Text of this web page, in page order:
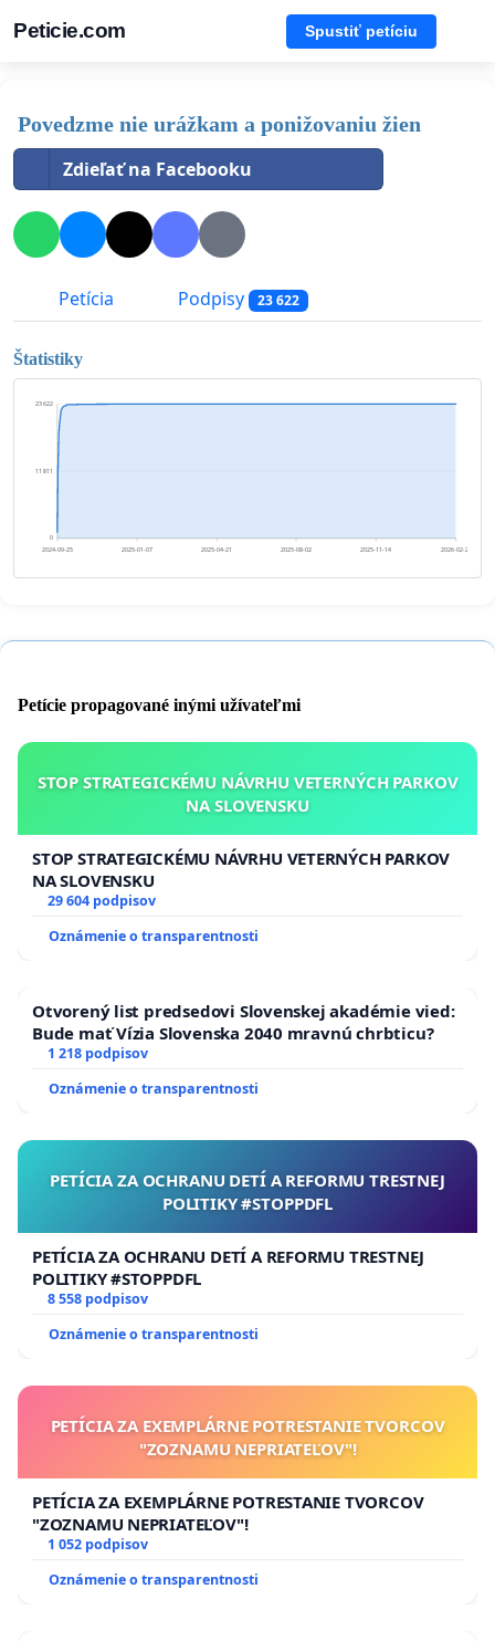
Peticie.com Spustiť petíciu
Povedzme nie urážkam a ponižovaniu žien
Zdieľať na Facebooku
Petícia Podpisy 23 622
Štatistiky
0
11 811
23 622
2024-09-25 2025-01-07 2025-04-21 2025-08-02 2025-11-14 2026-02-26
Petície propagované inými užívateľmi
STOP STRATEGICKÉMU NÁVRHU VETERNÝCH PARKOV
NA SLOVENSKU
STOP STRATEGICKÉMU NÁVRHU VETERNÝCH PARKOV
NA SLOVENSKU
29 604 podpisov
Oznámenie o transparentnosti
Otvorený list predsedovi Slovenskej akadémie vied:
Bude mať Vízia Slovenska 2040 mravnú chrbticu?
1 218 podpisov
Oznámenie o transparentnosti
PETÍCIA ZA OCHRANU DETÍ A REFORMU TRESTNEJ
POLITIKY #STOPPDFL
PETÍCIA ZA OCHRANU DETÍ A REFORMU TRESTNEJ
POLITIKY #STOPPDFL
8 558 podpisov
Oznámenie o transparentnosti
PETÍCIA ZA EXEMPLÁRNE POTRESTANIE TVORCOV
"ZOZNAMU NEPRIATEĽOV"!
PETÍCIA ZA EXEMPLÁRNE POTRESTANIE TVORCOV
"ZOZNAMU NEPRIATEĽOV"!
1 052 podpisov
Oznámenie o transparentnosti